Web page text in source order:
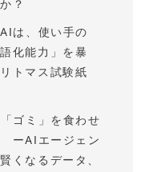
？
は、使い手の
語化能力」を暴
トマス試験紙
ゴミ」を食わせ
ーAIエージェン
くなるデータ、